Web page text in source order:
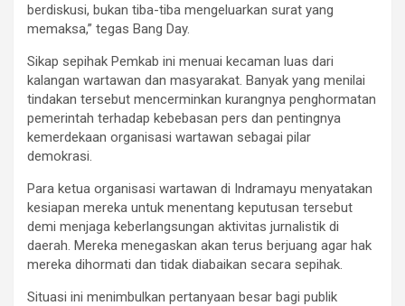
berdiskusi, bukan tiba-tiba mengeluarkan surat yang
memaksa,” tegas Bang Day.
Sikap sepihak Pemkab ini menuai kecaman luas dari
kalangan wartawan dan masyarakat. Banyak yang menilai
tindakan tersebut mencerminkan kurangnya penghormatan
pemerintah terhadap kebebasan pers dan pentingnya
kemerdekaan organisasi wartawan sebagai pilar
demokrasi.
Para ketua organisasi wartawan di Indramayu menyatakan
kesiapan mereka untuk menentang keputusan tersebut
demi menjaga keberlangsungan aktivitas jurnalistik di
daerah. Mereka menegaskan akan terus berjuang agar hak
mereka dihormati dan tidak diabaikan secara sepihak.
Situasi ini menimbulkan pertanyaan besar bagi publik